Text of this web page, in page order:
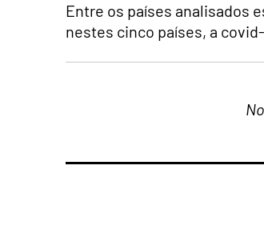
Entre os países analisados
nestes cinco países, a